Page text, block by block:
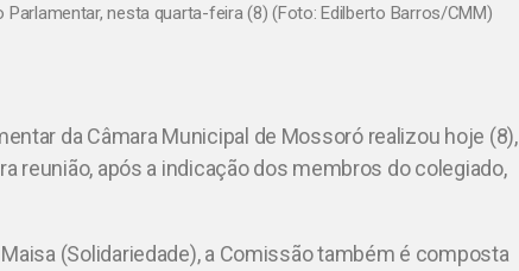
nesta quarta-feira (8) (Foto: Edilberto Barros/CMM)
da Câmara Municipal de Mossoró realizou hoje (8),
reunião, após a indicação dos membros do colegiado,
(Solidariedade), a Comissão também é composta